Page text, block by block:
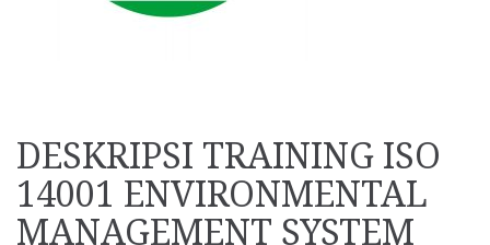
DESKRIPSI TRAINING ISO
14001 ENVIRONMENTAL
MANAGEMENT SYSTEM